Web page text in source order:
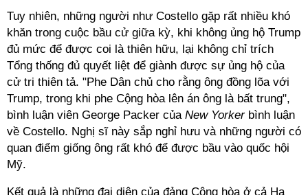
Tuy nhiên, những người như Costello gặp rất nhiều khó
khăn trong cuộc bầu cử giữa kỳ, khi không ủng hộ Trump
đủ mức để được coi là thiên hữu, lại không chỉ trích
Tổng thống đủ quyết liệt để giành được sự ủng hộ của
cử tri thiên tả. "Phe Dân chủ cho rằng ông đồng lõa với
Trump, trong khi phe Cộng hòa lên án ông là bất trung",
bình luận viên George Packer của New Yorkerbình luận
về Costello. Nghị sĩ này sắp nghỉ hưu và những người có
quan điểm giống ông rất khó để được bầu vào quốc hội
Mỹ.
Kết quả là những đại diện của đảng Cộng hòa ở cả Hạ